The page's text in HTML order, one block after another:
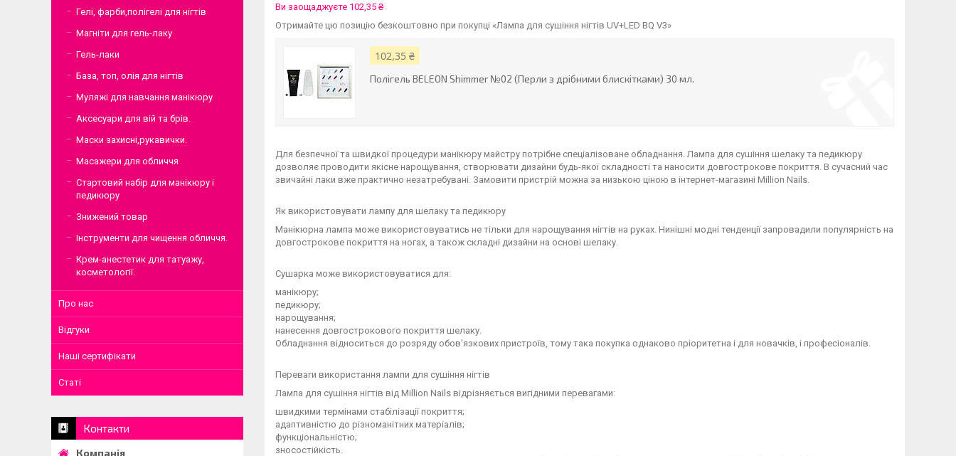
Ви заощаджуєте 102,35 ₴
Отримайте цю позицію безкоштовно при покупці «Лампа для сушіння нігтів UV+LED BQ V3»
102,35 ₴
Полігель BELEON Shimmer №02 (Перли з дрібними блискітками) 30 мл.
Для безпечної та швидкої процедури манікюру майстру потрібне спеціалізоване обладнання. Лампа для сушіння шелаку та педикюру
дозволяє проводити якісне нарощування, створювати дизайни будь-якої складності та наносити довгострокове покриття. В сучасний час
звичайні лаки вже практично незатребувані. Замовити пристрій можна за низькою ціною в інтернет-магазині Million Nails.
Як використовувати лампу для шелаку та педикюру
Манікюрна лампа може використовуватись не тільки для нарощування нігтів на руках. Нинішні модні тенденції запровадили популярність на
довгострокове покриття на ногах, а також складні дизайни на основі шелаку.
Сушарка може використовуватися для:
манікюру;
педикюру;
нарощування;
нанесення довгострокового покриття шелаку.
Обладнання відноситься до розряду обов'язкових пристроїв, тому така покупка однаково пріоритетна і для новачків, і професіоналів.
Переваги використання лампи для сушіння нігтів
Лампа для сушіння нігтів від Million Nails відрізняється вигідними перевагами:
швидкими термінами стабілізації покриття;
адаптивністю до різноманітних матеріалів;
функціональністю;
зносостійкість.
Гелі, фарби,полігелі для нігтів
Магніти для гель-лаку
Гель-лаки
База, топ, олія для нігтів
Муляжі для навчання манікюру
Аксесуари для вій та брів.
Маски захисні,рукавички.
Масажери для обличчя
Стартовий набір для манікюру і
педикюру
Знижений товар
Інструменти для чищення обличчя.
Крем-анестетик для татуажу,
косметології.
Про нас
Відгуки
Наші сертифікати
Статі
Контакти